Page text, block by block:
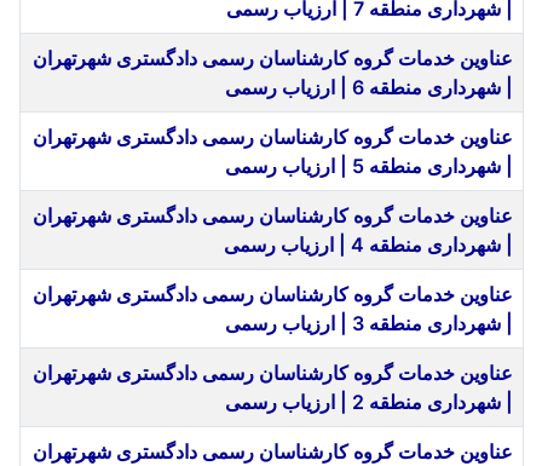
| شهرداری منطقه 7 | ارزیاب رسمی
عناوین خدمات گروه کارشناسان رسمی دادگستری شهرتهران
| شهرداری منطقه 6 | ارزیاب رسمی
عناوین خدمات گروه کارشناسان رسمی دادگستری شهرتهران
| شهرداری منطقه 5 | ارزیاب رسمی
عناوین خدمات گروه کارشناسان رسمی دادگستری شهرتهران
| شهرداری منطقه 4 | ارزیاب رسمی
عناوین خدمات گروه کارشناسان رسمی دادگستری شهرتهران
| شهرداری منطقه 3 | ارزیاب رسمی
عناوین خدمات گروه کارشناسان رسمی دادگستری شهرتهران
| شهرداری منطقه 2 | ارزیاب رسمی
عناوین خدمات گروه کارشناسان رسمی دادگستری شهرتهران